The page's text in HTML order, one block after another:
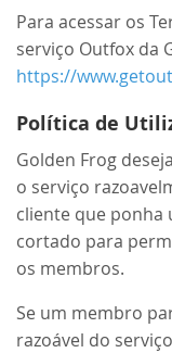
Para acessar os
serviço Outfox da
https://
Política de
Golden Frog
o serviço
cliente que ponha
cortado para
os membros.
Se um membro
razoável do